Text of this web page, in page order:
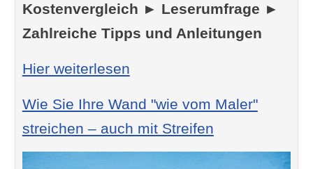
Kostenvergleich ► Leserumfrage ►
Zahlreiche Tipps und Anleitungen
Hier weiterlesen: Tapezieren oder
Wie Sie Ihre Wand "wie vom Maler"
streichen – auch mit Streifen